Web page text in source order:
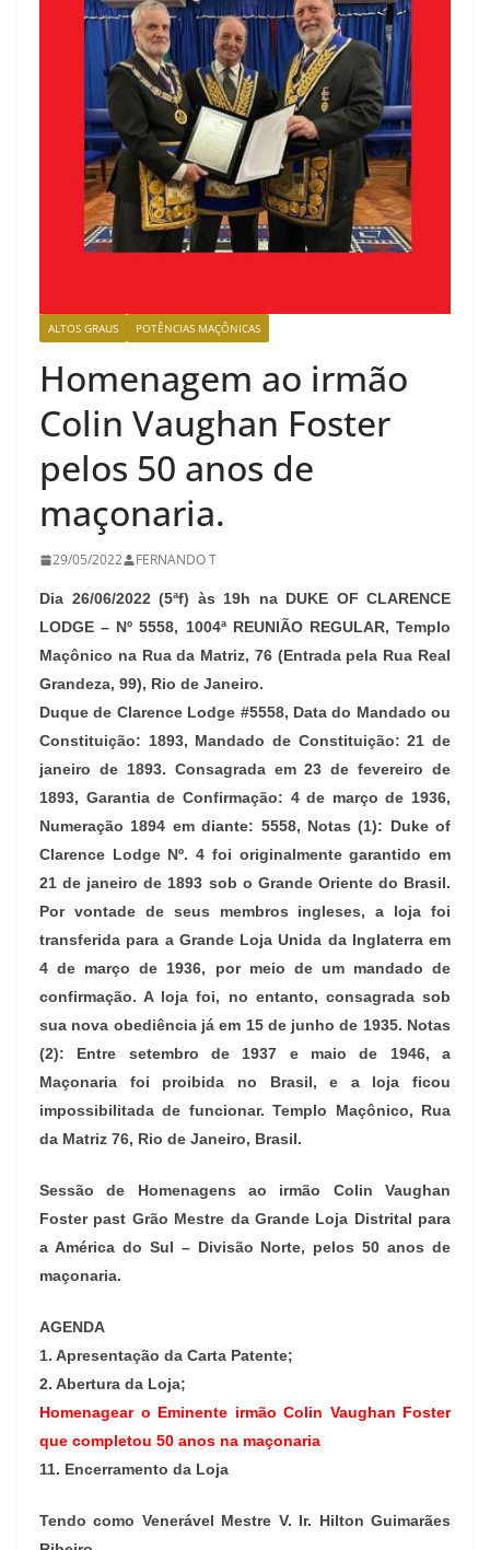
ALTOS GRAUS POTÊNCIAS MAÇÔNICAS
Homenagem ao irmão
Colin Vaughan Foster
pelos 50 anos de
maçonaria.
29/05/2022 FERNANDO T
Dia 26/06/2022 (5ªf) às 19h na DUKE OF CLARENCE
LODGE – Nº 5558, 1004ª REUNIÃO REGULAR, Templo
Maçônico na Rua da Matriz, 76 (Entrada pela Rua Real
Grandeza, 99), Rio de Janeiro.
Duque de Clarence Lodge #5558, Data do Mandado ou
Constituição: 1893, Mandado de Constituição: 21 de
janeiro de 1893. Consagrada em 23 de fevereiro de
1893, Garantia de Confirmação: 4 de março de 1936,
Numeração 1894 em diante: 5558, Notas (1): Duke of
Clarence Lodge Nº. 4 foi originalmente garantido em
21 de janeiro de 1893 sob o Grande Oriente do Brasil.
Por vontade de seus membros ingleses, a loja foi
transferida para a Grande Loja Unida da Inglaterra em
4 de março de 1936, por meio de um mandado de
confirmação. A loja foi, no entanto, consagrada sob
sua nova obediência já em 15 de junho de 1935. Notas
(2): Entre setembro de 1937 e maio de 1946, a
Maçonaria foi proibida no Brasil, e a loja ficou
impossibilitada de funcionar. Templo Maçônico, Rua
da Matriz 76, Rio de Janeiro, Brasil.
Sessão de Homenagens ao irmão Colin Vaughan
Foster past Grão Mestre da Grande Loja Distrital para
a América do Sul – Divisão Norte, pelos 50 anos de
maçonaria.
AGENDA
1. Apresentação da Carta Patente;
2. Abertura da Loja;
Homenagear o Eminente irmão Colin Vaughan Foster
que completou 50 anos na maçonaria
11. Encerramento da Loja
Tendo como Venerável Mestre V. Ir. Hilton Guimarães